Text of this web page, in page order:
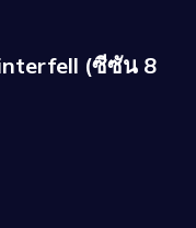
(ซีซัน 8